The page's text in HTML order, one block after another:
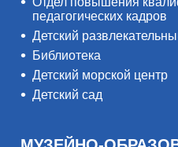
педагогических кадров
Детский
Библиотека
Детский морской центр
Детский сад